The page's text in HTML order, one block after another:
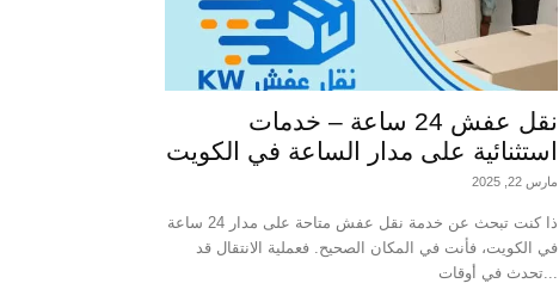
نقل عفش 24 ساعة – خدمات
استثنائية على مدار الساعة في الكويت
مارس 22, 2025
ذا كنت تبحث عن خدمة نقل عفش متاحة على مدار 24 ساعة
في الكويت، فأنت في المكان الصحيح. فعملية الانتقال قد